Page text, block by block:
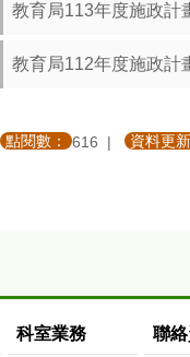
教育局113年度施政計
教育局112年度施政計
點閱數： 616 資料更新
科室業務 聯